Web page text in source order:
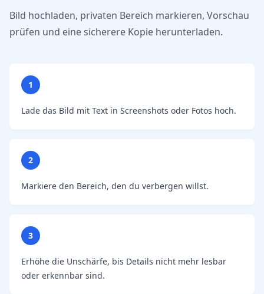
Bild hochladen, privaten Bereich markieren, Vorschau
prüfen und eine sicherere Kopie herunterladen.
1
Lade das Bild mit Text in Screenshots oder Fotos hoch.
2
Markiere den Bereich, den du verbergen willst.
3
Erhöhe die Unschärfe, bis Details nicht mehr lesbar
oder erkennbar sind.